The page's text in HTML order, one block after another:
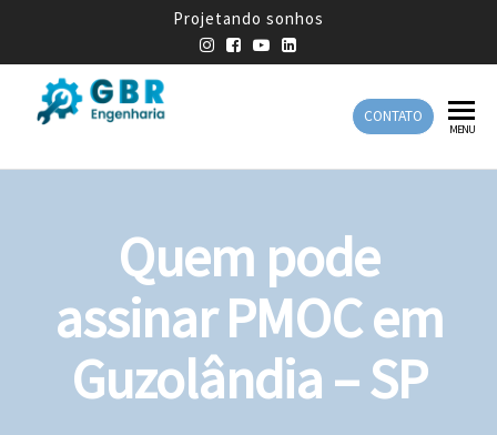
Projetando sonhos
Engenharia
Engenharia
CONTATO
MENU
Quem pode
assinar PMOC em
Guzolândia – SP